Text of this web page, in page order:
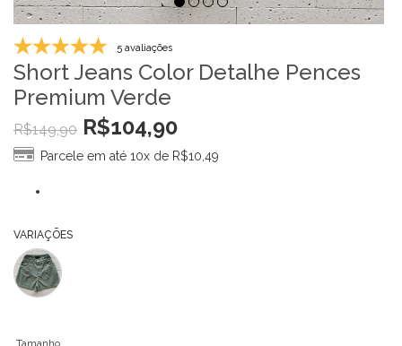
5 avaliações
Short Jeans Color Detalhe Pences
Premium Verde
R$149,90 R$104,90
Parcele em até 10x de R$10,49
VARIAÇÕES
Tamanho